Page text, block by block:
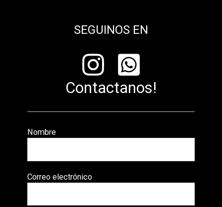
SEGUINOS EN
Contactanos!
Nombre
Correo electrónico